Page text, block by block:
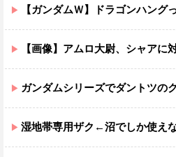
【ガンダムＷ】ドラゴンハングってかっこいいよう
【画像】アムロ大尉、シャアに対してど正論を
ガンダムシリーズでダントツのクソ親キ
湿地帯専用ザク←沼でしか使えないザクっ